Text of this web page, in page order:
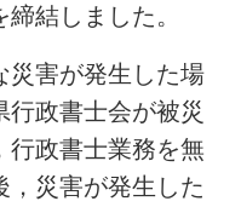
結しました。
害が発生した場
政書士会が被災
行政書士業務を無
，災害が発生した